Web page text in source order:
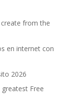
from the
en internet con
2026
Free